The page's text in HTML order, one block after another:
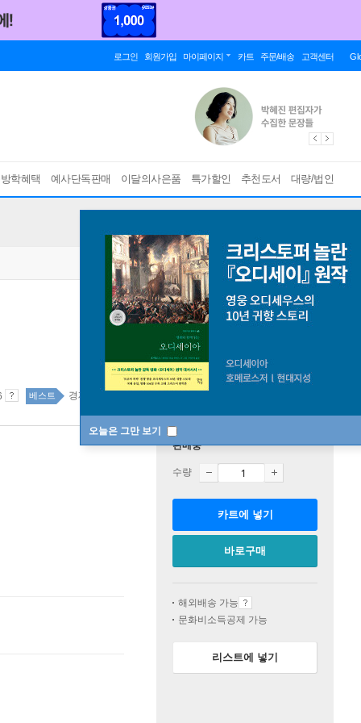
로그인 회원가입 마이페이지 카트 주문/배송 고객센터
학혜택 예사단독판매 이달의사은품 특가할인 추천도서 대량/법인
오늘은 그만 보기
베스트 경제 경영 15위
판매중
수량
카트에 넣기
바로구매
해외배송 가능
문화비소득공제 가능
리스트에 넣기